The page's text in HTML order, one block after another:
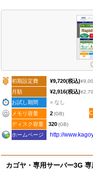
初期設定費 ¥9,720(税込)
月額 ¥2,916(税込)
お試し期間
× なし
メモリ容量
2(GB)
ディスク容量
320(GB)
ホームページ http:​/​/
カゴヤ・専用サーバー3G